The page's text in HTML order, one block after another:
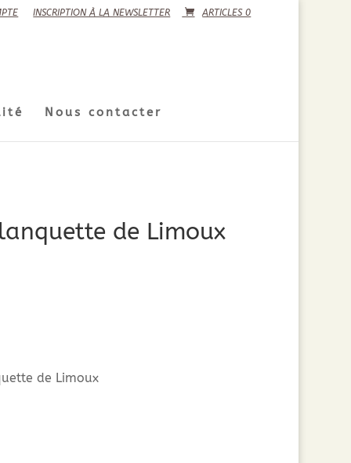
INSCRIPTION À LA NEWSLETTER ARTICLES 0
Nous contacter
de Limoux
de Limoux